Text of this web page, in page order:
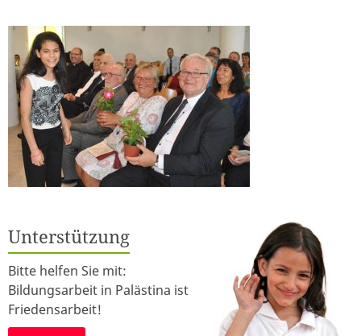
Unterstützung
Bitte helfen Sie mit:
Bildungsarbeit in Palästina ist
Friedensarbeit!